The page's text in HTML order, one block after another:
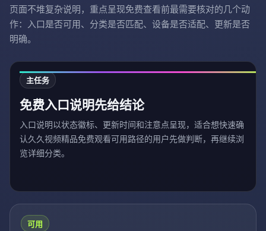
页面不堆复杂说明，重点呈现免费查看前最需要核对的几个动
作：入口是否可用、分类是否匹配、设备是否适配、更新是否
明确。
主任务
免费入口说明先给结论
入口说明以状态徽标、更新时间和注意点呈现，适合想快速确
认久久视频精品免费观看可用路径的用户先做判断，再继续浏
览详细分类。
可用